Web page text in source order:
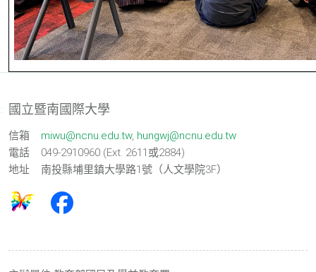
國立暨南國際大學
信箱 miwu@ncnu.edu.tw, hungwj@ncnu.edu.tw
電話
049-2910960 (Ext. 2611或2884)
地址
南投縣埔里鎮大學路1號（人文學院3F）